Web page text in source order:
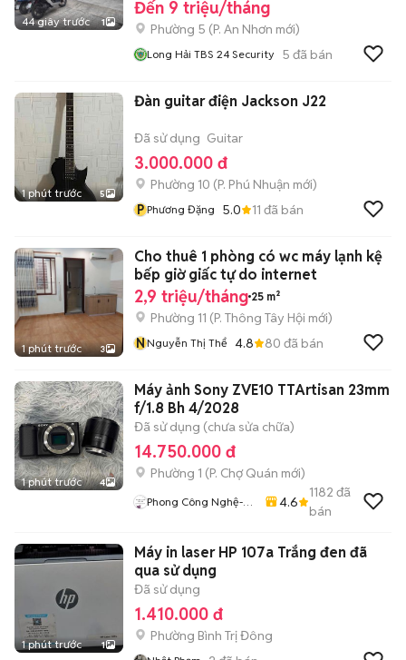
44 giây trước 1
Đến 9 triệu/tháng
Phường 5 (P. An Nhơn mới)
Long Hải TBS 24 Security 5 đã bán
1 phút trước 5
Đàn guitar điện Jackson J22
Đã sử dụng Guitar
3.000.000 đ
Phường 10 (P. Phú Nhuận mới)
P Phương Đặng 5.0 11 đã bán
1 phút trước 3
Cho thuê 1 phòng có wc máy lạnh kệ
bếp giờ giấc tự do internet
2,9 triệu/tháng 25 m²
Phường 11 (P. Thông Tây Hội mới)
NNguyễn Thị Thể 4.8 80 đã bán
1 phút trước 4
Máy ảnh Sony ZVE10 TTArtisan 23mm
f/1.8 Bh 4/2028
Đã sử dụng (chưa sửa chữa)
14.750.000 đ
Phường 1 (P. Chợ Quán mới)
Phong Công Nghệ-
4.6
1182 đã
bán
1 phút trước 1
Máy in laser HP 107a Trắng đen đã
qua sử dụng
Đã sử dụng
1.410.000 đ
Phường Bình Trị Đông